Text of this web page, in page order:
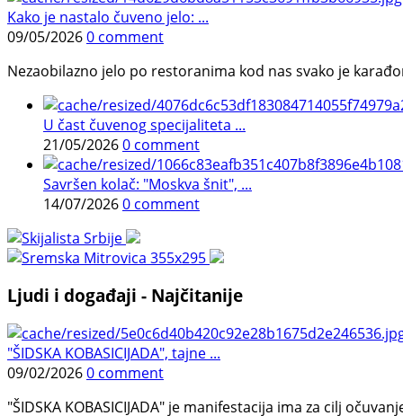
Kako je nastalo čuveno jelo: ...
09/05/20260 comment
Nezaobilazno jelo po restoranima kod nas svako je
U čast čuvenog specijaliteta ...
21/05/20260 comment
Savršen kolač: "Moskva šnit", ...
14/07/20260 comment
Ljudi i događaji - Najčitanije
"ŠIDSKA KOBASICIJADA", tajne ...
09/02/20260 comment
"ŠIDSKA KOBASICIJADA" je manifestacija ima za cilj